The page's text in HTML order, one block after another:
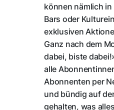
können nämlich
Bars oder
exklusiven
Ganz nach dem
dabei, biste
alle
Abonnenten per
und bündig auf
gehalten, was